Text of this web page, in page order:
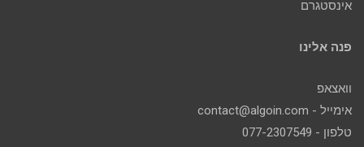
אינסטגרם
פנה אלינו
וואצאפ
אימייל - contact@algoin.com
טלפון - 077-2307549